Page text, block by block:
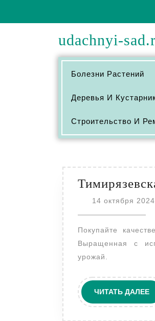
udachnyi-
Болезни Растений
Деревья И
Строительство И
14 октября 2024
Покупайте качественную рассаду клубники из питомника Тимирязевской академии.
Выращенная с
урожай.
ЧИТАТЬ ДАЛЕЕ